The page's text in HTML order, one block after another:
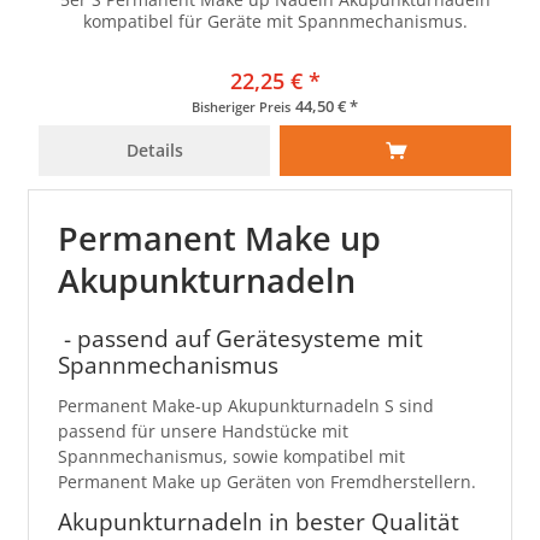
kompatibel für Geräte mit Spannmechanismus.
22,25 € *
Bisheriger Preis 44,50 € *
Details
Permanent Make up
Akupunkturnadeln
- passend auf Gerätesysteme mit
Spannmechanismus
Permanent Make-up Akupunkturnadeln S sind
passend für unsere Handstücke mit
Spannmechanismus, sowie kompatibel mit
Permanent Make up Geräten von Fremdherstellern.
Akupunkturnadeln in bester Qualität